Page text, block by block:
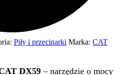
Piły i przecinarki Marka: CAT
DX59 – narzędzie o mocy